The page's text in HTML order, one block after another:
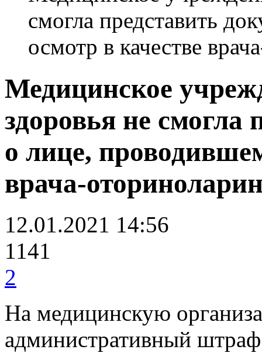
смогла представить
осмотр в качестве
Медицинское
здоровья не смогла
о лице,
врача-
12.01.2021 14:56
1141
2
На медицинскую
административный